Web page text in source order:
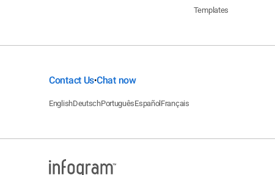
Templates
Contact Us•Chat now
EnglishDeutschPortuguêsEspañol Français